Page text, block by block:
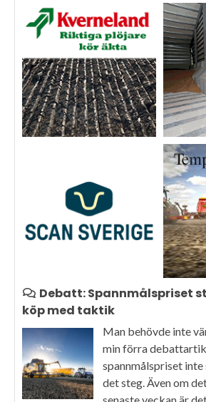
Debatt: Spannmålspriset
köp med taktik
Man behövde inte
min förra
spannmålspriset
det steg. Även om
senaste veckan är det